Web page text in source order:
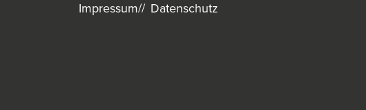
Impressum Datenschutz